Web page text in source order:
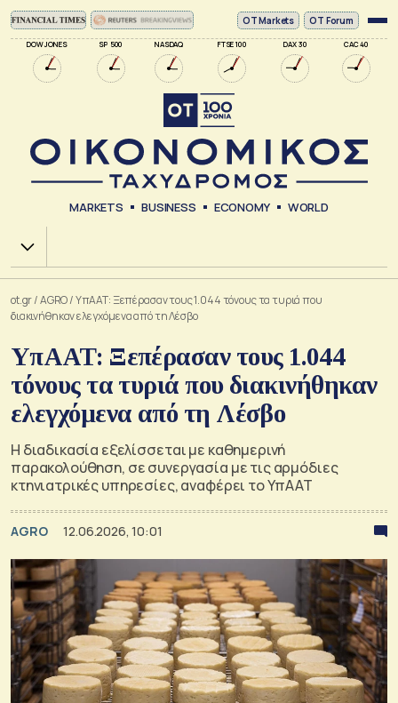
DOW JONES SP 500 NASDAQ FTSE 100 DAX 30 CAC 40
ΟΤ Markets OT Forum
MARKETS BUSINESS ECONOMY WORLD
Χ.Α.
ot.gr/AGRO/ΥπΑΑΤ: Ξεπέρασαν τους 1.044 τόνους τα τυριά που
διακινήθηκαν ελεγχόμενα από τη Λέσβο
ΥπΑΑΤ: Ξεπέρασαν τους 1.044
τόνους τα τυριά που διακινήθηκαν
ελεγχόμενα από τη Λέσβο
Η διαδικασία εξελίσσεται με καθημερινή
παρακολούθηση, σε συνεργασία με τις αρμόδιες
κτηνιατρικές υπηρεσίες, αναφέρει το ΥπΑΑΤ
AGRO 12.06.2026, 10:01